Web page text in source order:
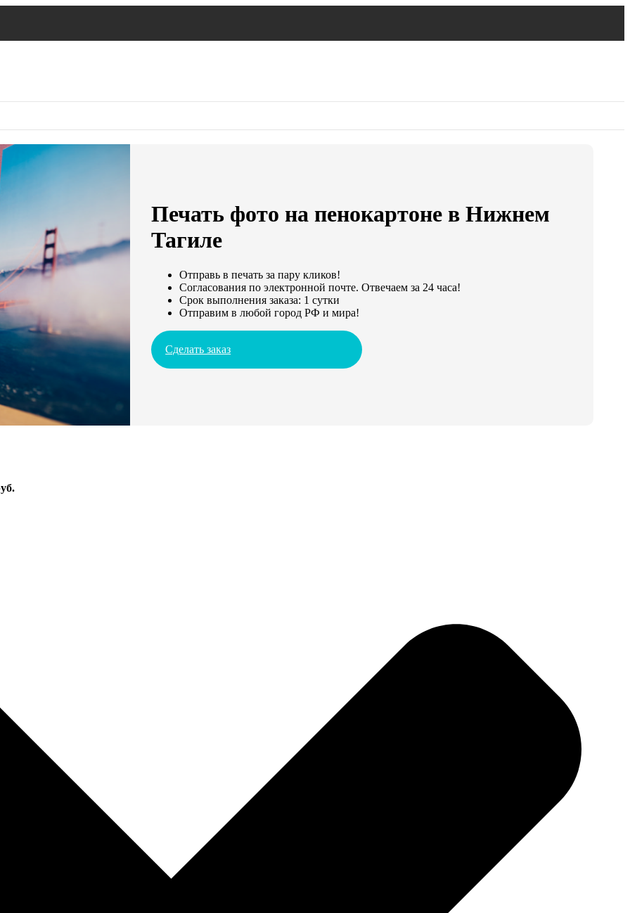
Печать фото на пенокартоне в Нижнем
Тагиле
Отправь в печать за пару кликов!
Согласования по электронной почте. Отвечаем за 24 часа!
Срок выполнения заказа: 1 сутки
Отправим в любой город РФ и мира!
Сделать заказ